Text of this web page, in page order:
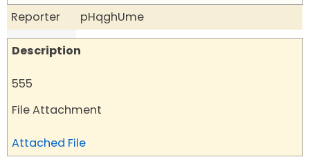
Reporter
pHqghUme
Description
555
File Attachment
Attached File